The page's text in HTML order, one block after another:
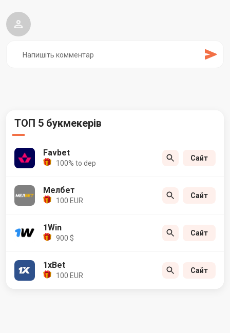
ТОП 5 букмекерів
Favbet
100% to dep
Сайт
Мелбет
100 EUR
Сайт
1Win
900 $
Сайт
1xBet
100 EUR
Сайт